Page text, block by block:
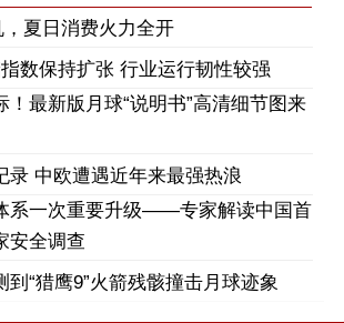
，夏日消费火力全开
数保持扩张 行业运行韧性较强
！最新版月球“说明书”高清细节图来
录 中欧遭遇近年来最强热浪
系一次重要升级——专家解读中国首
安全调查
到“猎鹰9”火箭残骸撞击月球迹象